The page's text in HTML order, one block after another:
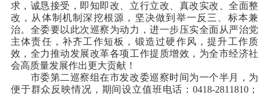
求，诚恳接受，即知即改、立行立改、真改实改、全面整
改，从体制机制深挖根源，坚决做到举一反三、标本兼
治。全委要以此次巡察为动力，进一步压实全面从严治党
主体责任，补齐工作短板，锻造过硬作风，提升工作质
效，全力推动发展改革各项工作提质增效，为全市经济社
会高质量发展作出更大贡献！
市委第二巡察组在市发改委巡察时间为一个半月，为
便于群众反映情况，期间设立值班电话：0418-2811810；